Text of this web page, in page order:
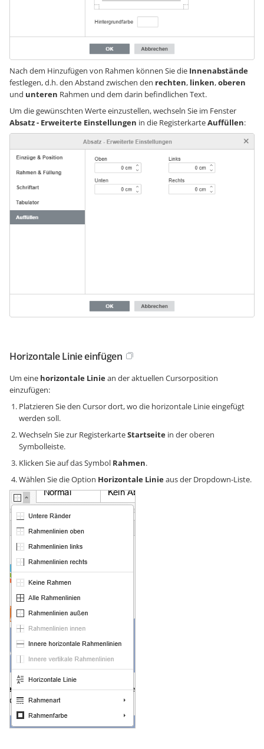
Nach dem Hinzufügen von Rahmen können Sie die Innenabstände
festlegen, d.h. den Abstand zwischen den rechten, linken,oberen
und unteren Rahmen und dem darin befindlichen Text.
Um die gewünschten Werte einzustellen, wechseln Sie im Fenster
Absatz - Erweiterte Einstellungen in die RegisterkarteAuffüllen:
Horizontale Linie einfügen
Um eine horizontale Liniean der aktuellen Cursorposition
einzufügen:
Platzieren Sie den Cursor dort, wo die horizontale Linie eingefügt
werden soll.
Wechseln Sie zur RegisterkarteStartseite in der oberen
Symbolleiste.
Klicken Sie auf das Symbol Rahmen.
Wählen Sie die Option Horizontale Linieaus der Dropdown-Liste.